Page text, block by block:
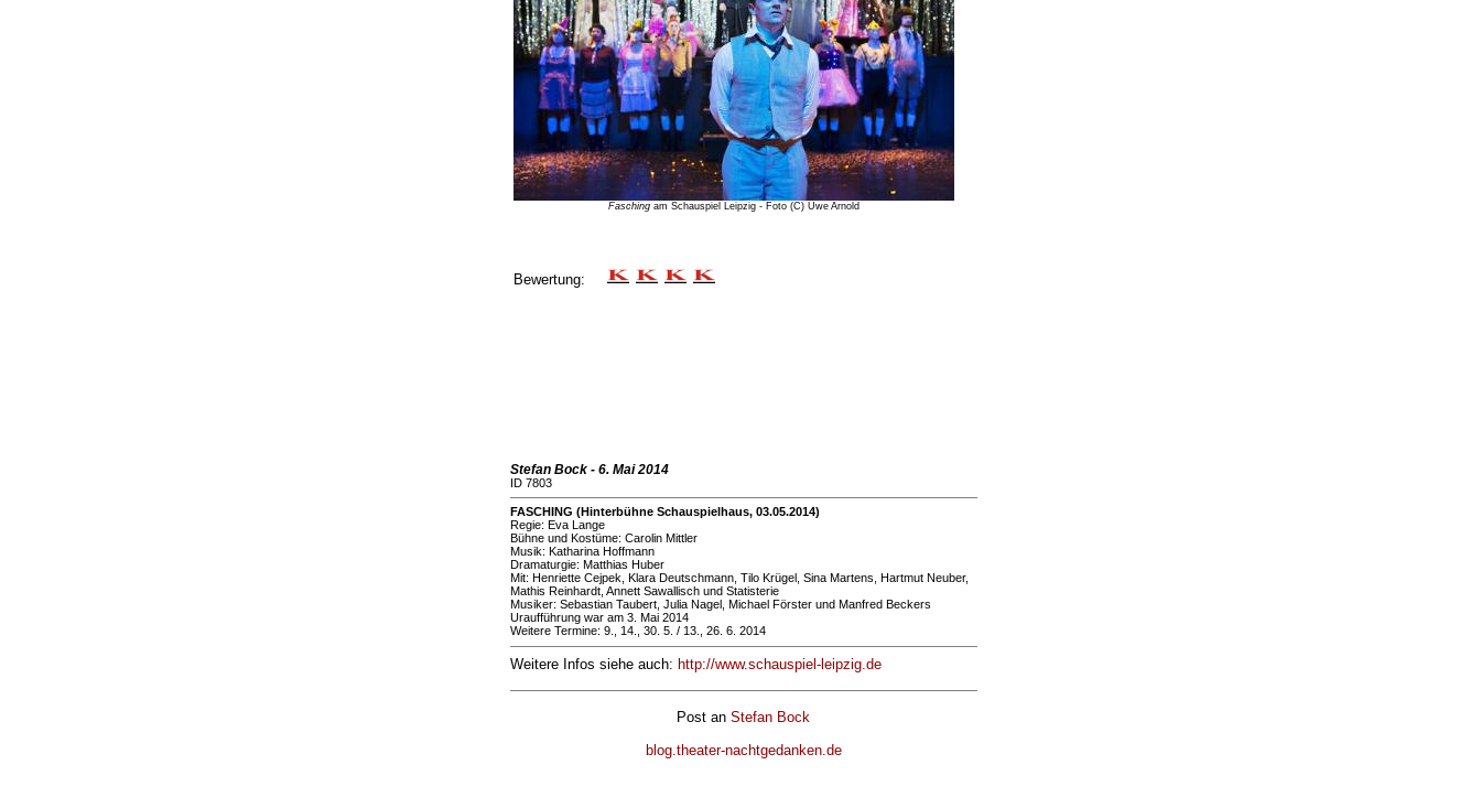
Faschingam Schauspiel Leipzig - Foto (C) Uwe Arnold
Bewertung:
Stefan Bock - 6. Mai 2014
ID 7803
FASCHING (Hinterbühne Schauspielhaus, 03.05.2014)
Regie: Eva Lange
Bühne und Kostüme: Carolin Mittler
Musik: Katharina Hoffmann
Dramaturgie: Matthias Huber
Mit: Henriette Cejpek, Klara Deutschmann, Tilo Krügel, Sina Martens, Hartmut Neuber,
Mathis Reinhardt, Annett Sawallisch und Statisterie
Musiker: Sebastian Taubert, Julia Nagel, Michael Förster und Manfred Beckers
Uraufführung war am 3. Mai 2014
Weitere Termine: 9., 14., 30. 5. / 13., 26. 6. 2014
Weitere Infos siehe auch: http://www.schauspiel-leipzig.de
Post an Stefan Bock
blog.theater-nachtgedanken.de